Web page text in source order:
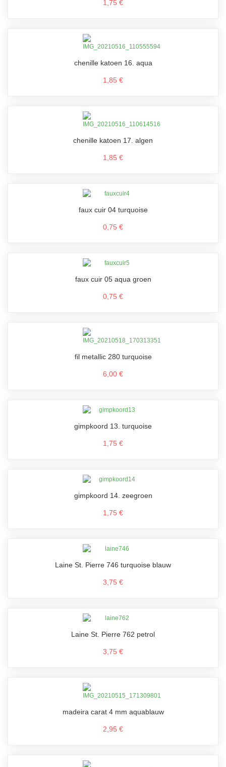
1,75 €
chenille katoen 16. aqua
1,85 €
chenille katoen 17. algen
1,85 €
faux cuir 04 turquoise
0,75 €
faux cuir 05 aqua groen
0,75 €
fil metallic 280 turquoise
6,00 €
gimpkoord 13. turquoise
1,75 €
gimpkoord 14. zeegroen
1,75 €
Laine St. Pierre 746 turquoise blauw
3,75 €
Laine St. Pierre 762 petrol
3,75 €
madeira carat 4 mm aquablauw
2,95 €